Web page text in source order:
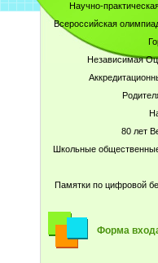
Научно-
Всероссийская
Независимая
80 лет
Школьные
Памятки по цифровой
Форма